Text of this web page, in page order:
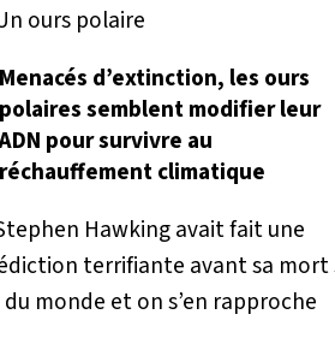
Menacés d’extinction, les ours
polaires semblent modifier leur
ADN pour survivre au
réchauffement climatique